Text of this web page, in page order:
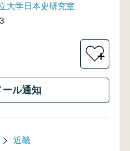
大学日本史研究室
＋
ール通知
近畿